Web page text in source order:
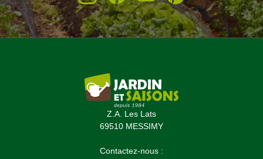
Z.A. Les Lats
69510 MESSIMY
Contactez-nous :